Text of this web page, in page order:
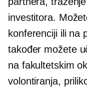
investitora.
konferenciji ili na
također možete
na fakultetskim
volontiranja,